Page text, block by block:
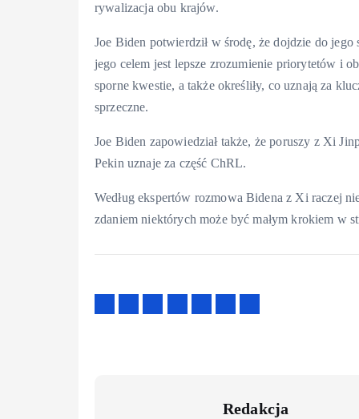
rywalizacja obu krajów.
Joe Biden potwierdził w środę, że dojdzie do
jego celem jest lepsze zrozumienie priorytetów i
sporne kwestie, a także określiły, co uznają za
sprzeczne.
Joe Biden zapowiedział także, że poruszy z Xi
Pekin uznaje za część ChRL.
Według ekspertów rozmowa Bidena z Xi raczej
zdaniem niektórych może być małym krokiem w
Redakcja